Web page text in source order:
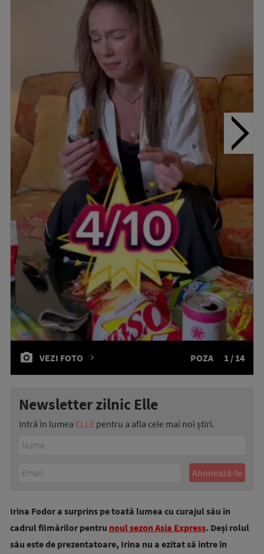
VEZI FOTO POZA 1 / 14
Newsletter zilnic Elle
Intră în lumea ELLE pentru a afla cele mai noi știri.
Irina Fodor a surprins pe toată lumea cu curajul său în
cadrul filmărilor pentru noul sezon Asia Express. Deși rolul
său este de prezentatoare, Irina nu a ezitat să intre în